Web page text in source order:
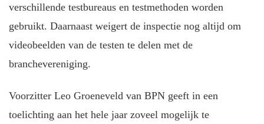
verschillende testbureaus en testmethoden worden
gebruikt. Daarnaast weigert de inspectie nog altijd om
videobeelden van de testen te delen met de
branchevereniging.
Voorzitter Leo Groeneveld van BPN geeft in een
toelichting aan het hele jaar zoveel mogelijk te